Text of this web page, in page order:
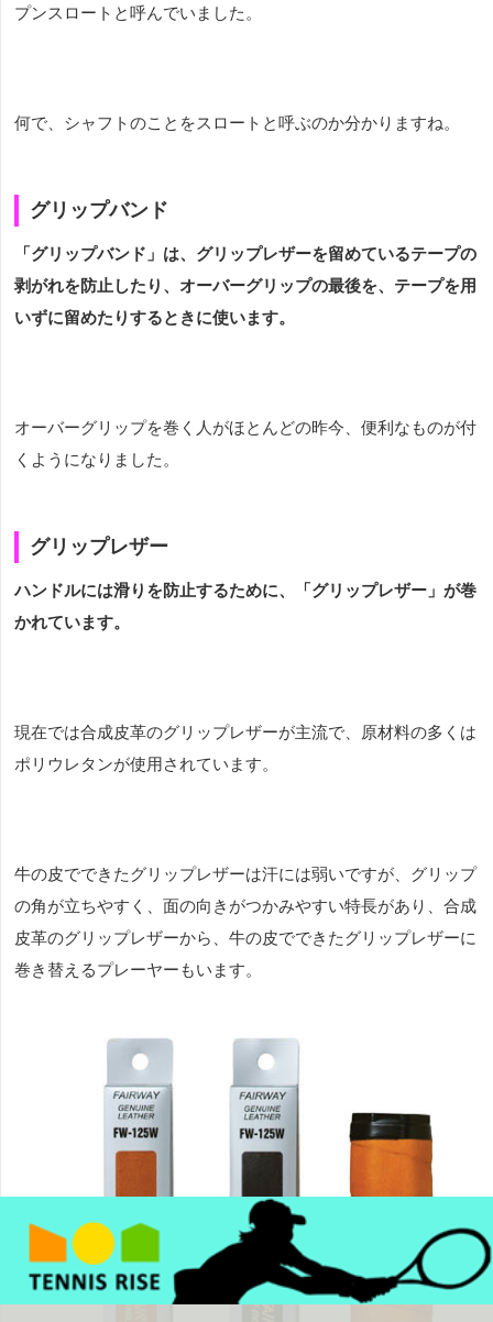
プンスロートと呼んでいました。
何で、シャフトのことをスロートと呼ぶのか分かりますね。
グリップバンド
「グリップバンド」は、グリップレザーを留めているテープの
剥がれを防止したり、オーバーグリップの最後を、テープを用
いずに留めたりするときに使います。
オーバーグリップを巻く人がほとんどの昨今、便利なものが付
くようになりました。
グリップレザー
ハンドルには滑りを防止するために、「グリップレザー」が巻
かれています。
現在では合成皮革のグリップレザーが主流で、原材料の多くは
ポリウレタンが使用されています。
牛の皮でできたグリップレザーは汗には弱いですが、グリップ
の角が立ちやすく、面の向きがつかみやすい特長があり、合成
皮革のグリップレザーから、牛の皮でできたグリップレザーに
巻き替えるプレーヤーもいます。